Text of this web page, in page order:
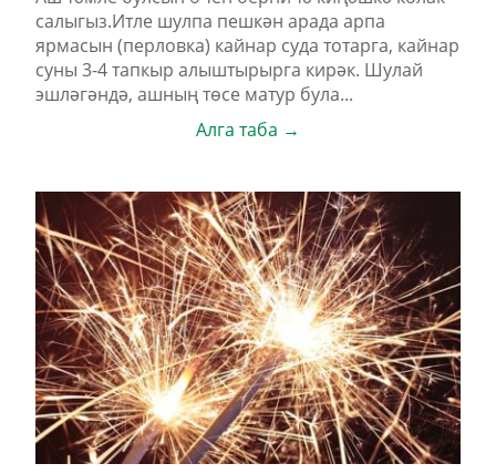
салыгыз.Итле шулпа пешкән арада арпа
ярмасын (перловка) кайнар суда тотарга, кайнар
суны 3-4 тапкыр алыштырырга кирәк. Шулай
эшләгәндә, ашның төсе матур була...
Алга таба →